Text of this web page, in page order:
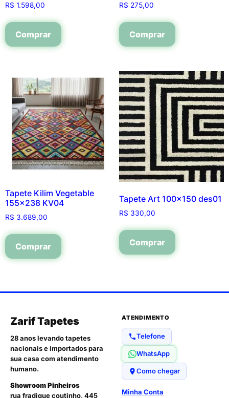
R$ 1.598,00
Comprar
R$ 275,00
Comprar
Tapete Kilim Vegetable
155×238 KV04
R$ 3.689,00
Comprar
Tapete Art 100×150 des01
R$ 330,00
Comprar
Zarif Tapetes
28 anos levando tapetes
nacionais e importados para
sua casa com atendimento
humano.
Showroom Pinheiros
rua fradique coutinho, 445
ATENDIMENTO
Telefone
WhatsApp
Como chegar
Minha Conta